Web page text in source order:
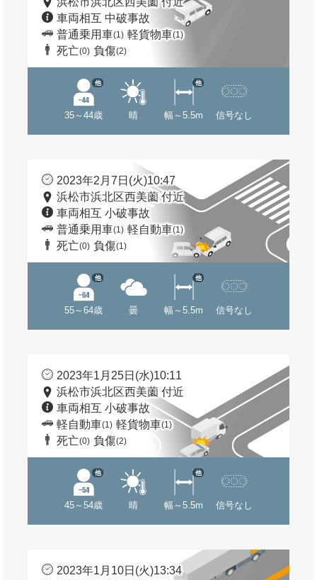
車両相互 中破事故
普通乗用車(1) 軽貨物車(1)
死亡(0) 負傷(2)
35～44歳
他
晴 幅～5.5m
他
信号なし
2023年2月7日(火)10:47
浜松市浜北区西美薗 付近
車両相互 小破事故
普通乗用車(1) 軽自動車(1)
死亡(0) 負傷(1)
55～64歳
他
曇 幅～5.5m
他
信号なし
2023年1月25日(水)10:11
浜松市浜北区西美薗 付近
車両相互 小破事故
軽自動車(1) 軽貨物車(1)
死亡(0) 負傷(2)
45～54歳
他
晴 幅～5.5m
他
信号なし
2023年1月10日(火)13:34